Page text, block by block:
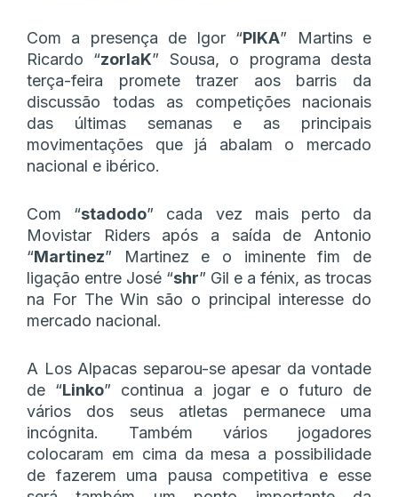
Com a presença de Igor “PIKA” Martins e
Ricardo “zorlaK” Sousa, o programa desta
terça-feira promete trazer aos barris da
discussão todas as competições nacionais
das últimas semanas e as principais
movimentações que já abalam o mercado
nacional e ibérico.
Com “stadodo” cada vez mais perto da
Movistar Riders após a saída de Antonio
“Martinez” Martinez e o iminente fim de
ligação entre José “shr” Gil e a fénix, as trocas
na For The Win são o principal interesse do
mercado nacional.
A Los Alpacas separou-se apesar da vontade
de “Linko” continua a jogar e o futuro de
vários dos seus atletas permanece uma
incógnita. Também vários jogadores
colocaram em cima da mesa a possibilidade
de fazerem uma pausa competitiva e esse